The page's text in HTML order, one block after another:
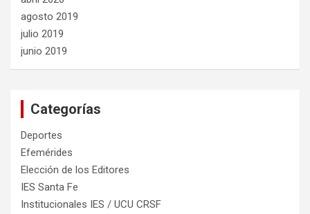
agosto 2019
julio 2019
junio 2019
Categorías
Deportes
Efemérides
Elección de los Editores
IES Santa Fe
Institucionales IES / UCU CRSF